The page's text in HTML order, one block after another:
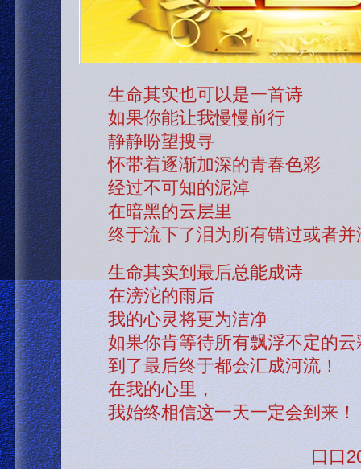
生命其实也可以是一首诗
如果你能让我慢慢前行
静静盼望搜寻
怀带着逐渐加深的青春色彩
经过不可知的泥淖
在暗黑的云层里
终于流下了泪为所有错过或者并
生命其实到最后总能成诗
在滂沱的雨后
我的心灵将更为洁净
如果你肯等待所有飘浮不定的云
到了最后终于都会汇成河流！
在我的心里，
我始终相信这一天一定会到来！
口口2023年3月